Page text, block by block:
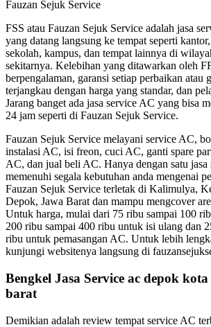
Fauzan Sejuk Service
FSS atau Fauzan Sejuk Service adalah jasa
yang datang langsung ke tempat seperti
sekolah, kampus, dan tempat lainnya di
sekitarnya. Kelebihan yang ditawarkan oleh
berpengalaman, garansi setiap perbaikan atau
terjangkau dengan harga yang standar, dan
Jarang banget ada jasa service AC yang bisa
24 jam seperti di Fauzan Sejuk Service.
Fauzan Sejuk Service melayani service AC,
instalasi AC, isi freon, cuci AC, ganti spare
AC, dan jual beli AC. Hanya dengan satu jasa
memenuhi segala kebutuhan anda mengenai
Fauzan Sejuk Service terletak di Kalimulya,
Depok, Jawa Barat dan mampu mengcover
Untuk harga, mulai dari 75 ribu sampai 100
200 ribu sampai 400 ribu untuk isi ulang dan
ribu untuk pemasangan AC. Untuk lebih
kunjungi websitenya langsung di
Bengkel Jasa Service ac depok
barat
Demikian adalah review tempat service AC